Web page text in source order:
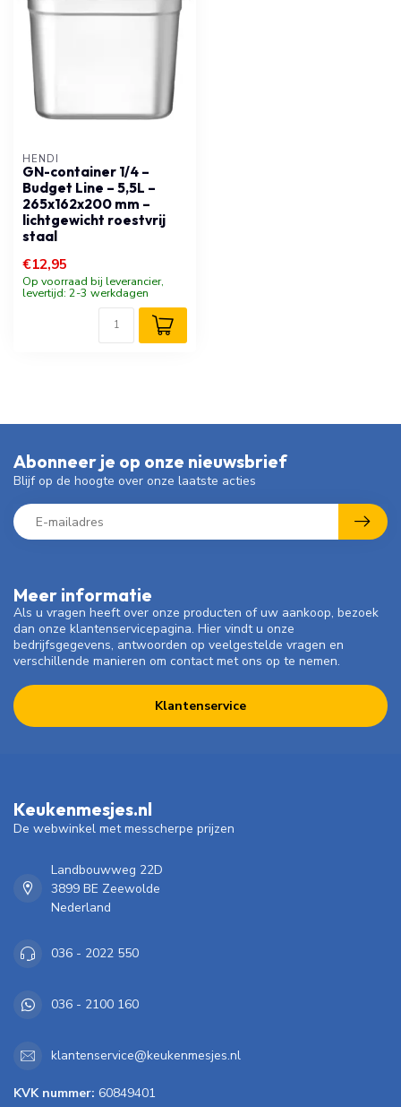
HENDI
GN-container 1/4 –
Budget Line – 5,5L –
265x162x200 mm –
lichtgewicht roestvrij
staal
€12,95
Op voorraad bij leverancier,
levertijd: 2-3 werkdagen
Meer informatie
Als u vragen heeft over onze producten of uw aankoop, bezoek
dan onze klantenservicepagina. Hier vindt u onze
bedrijfsgegevens, antwoorden op veelgestelde vragen en
verschillende manieren om contact met ons op te nemen.
Klantenservice
Abonneer je op onze nieuwsbrief
Blijf op de hoogte over onze laatste acties
Keukenmesjes.nl
De webwinkel met messcherpe prijzen
Landbouwweg 22D
3899 BE Zeewolde
Nederland
036 - 2022 550
036 - 2100 160
klantenservice@keukenmesjes.nl
KVK nummer: 60849401